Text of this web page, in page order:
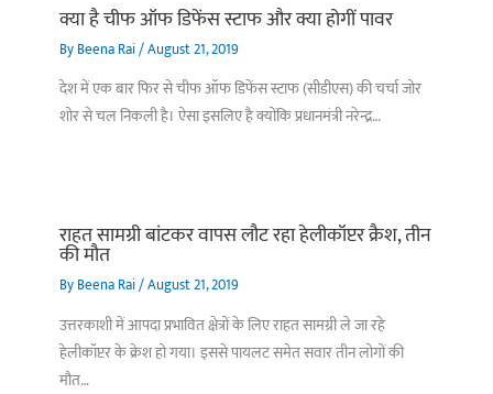
क्या है चीफ ऑफ डिफेंस स्टाफ और क्या होगीं पावर
ByBeena Rai/August 21, 2019
देश में एक बार फिर से चीफ ऑफ डिफेंस स्टाफ (सीडीएस) की चर्चा जोर
शोर से चल निकली है। ऐसा इसलिए है क्योंकि प्रधानमंत्री नरेन्द्र…
राहत सामग्री बांटकर वापस लौट रहा हेलीकॉप्टर क्रैश, तीन
की मौत
ByBeena Rai/August 21, 2019
उत्तरकाशी में आपदा प्रभावित क्षेत्रों के लिए राहत सामग्री ले जा रहे
हेलीकॉप्टर के क्रेश हो गया। इससे पायलट समेत सवार तीन लोगों की
मौत…